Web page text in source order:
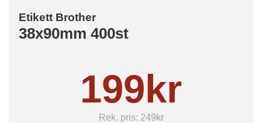
Etikett Brother
38x90mm 400st
199kr
Rek. pris: 249kr